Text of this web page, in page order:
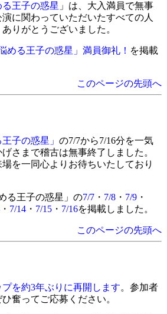
る王子の惑星 」は、大入満員で無事
に関わっていただいたすべての人
りがとうございました。
悩める王子の惑星」満員御礼！ を掲載
このページの先頭へ
子の惑星」 の7/7から7/16分を一気
さまで稽古は無事終了しました。
を一同心よりお待ちいたしており
る王子の惑星」の7/7・ 7/8・ 7/9・
・ 7/14・ 7/15・ 7/16を掲載しました。
このページの先頭へ
を約3年ぶりに再開します。参加者
奮ってご応募ください。